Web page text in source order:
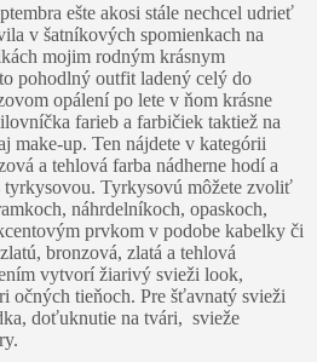
ešte akosi stále nechcel udrieť
v šatníkových spomienkach na
mojim rodným krásnym
pohodlný outfit ladený celý do
opálení po lete v ňom krásne
farieb a farbičiek taktiež na
make-up. Ten nájdete v kategórii
a tehlová farba nádherne hodí a
Tyrkysovú môžete zvoliť
náhrdelníkoch, opaskoch,
prvkom v podobe kabelky či
bronzová, zlatá a tehlová
vytvorí žiarivý svieži look,
očných tieňoch. Pre šťavnatý svieži
doťuknutie na tvári, svieže